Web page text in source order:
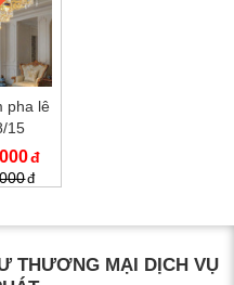
pha lê
15
THƯƠNG MẠI DỊCH VỤ